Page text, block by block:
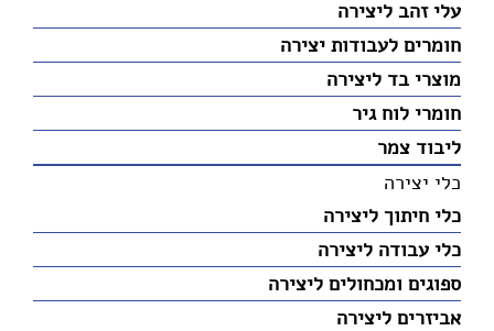
עלי זהב ליצירה
חומרים לעבודות יצירה
מוצרי בד ליצירה
חומרי לוח גיר
ליבוד צמר
כלי יצירה
כלי חיתוך ליצירה
כלי עבודה ליצירה
ספוגים ומכחולים ליצירה
אביזרים ליצירה